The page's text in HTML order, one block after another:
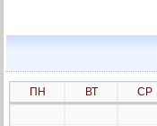
ПН ВТ СР